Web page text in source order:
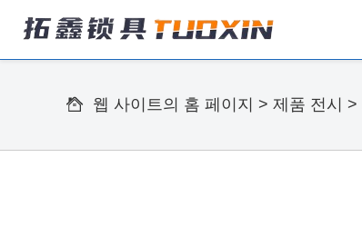
웹 사이트의 홈 페이지 > 제품 전시 >